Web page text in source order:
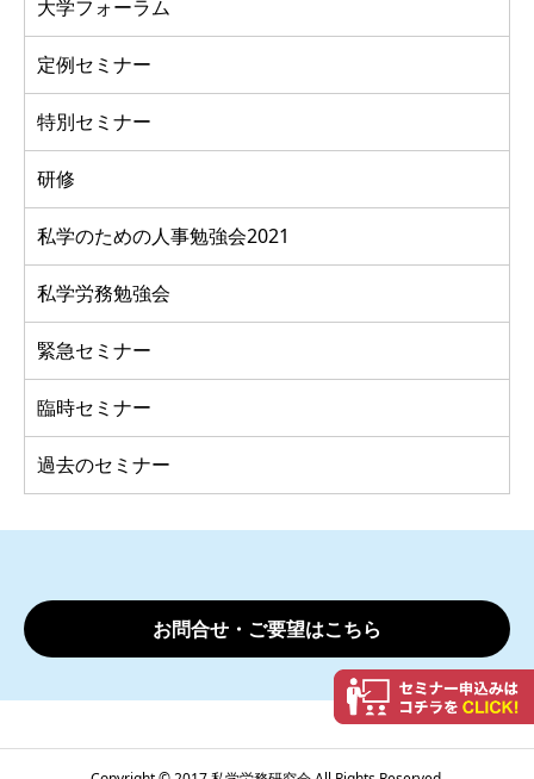
大学フォーラム
定例セミナー
特別セミナー
研修
私学のための人事勉強会2021
私学労務勉強会
緊急セミナー
臨時セミナー
過去のセミナー
お問合せ・ご要望はこちら